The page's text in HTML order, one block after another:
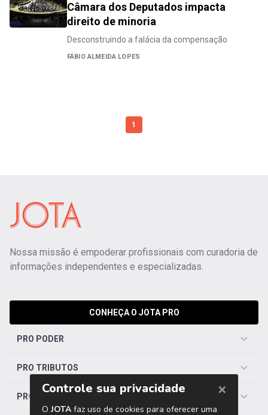
Câmara dos Deputados impacta
direito de minoria
Desconstruindo a falácia da compensação
FÁBIO ALMEIDA LOPES
1
Nossa missão é empoderar profissionais com curadoria de
informações independentes e especializadas.
CONHEÇA O JOTA PRO
PRO PODER
PRO TRIBUTOS
PRO TRABALHISTA